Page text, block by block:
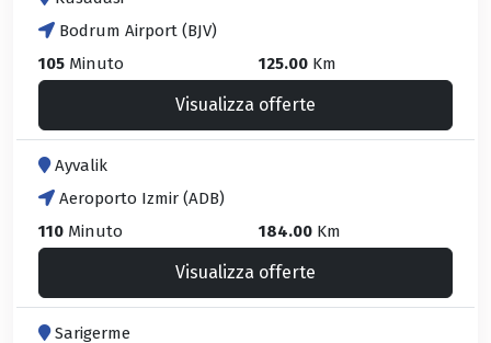
Bodrum Airport (BJV)
105 Minuto 125.00 Km
Visualizza offerte
Ayvalik
Aeroporto Izmir (ADB)
110 Minuto 184.00 Km
Visualizza offerte
Sarigerme